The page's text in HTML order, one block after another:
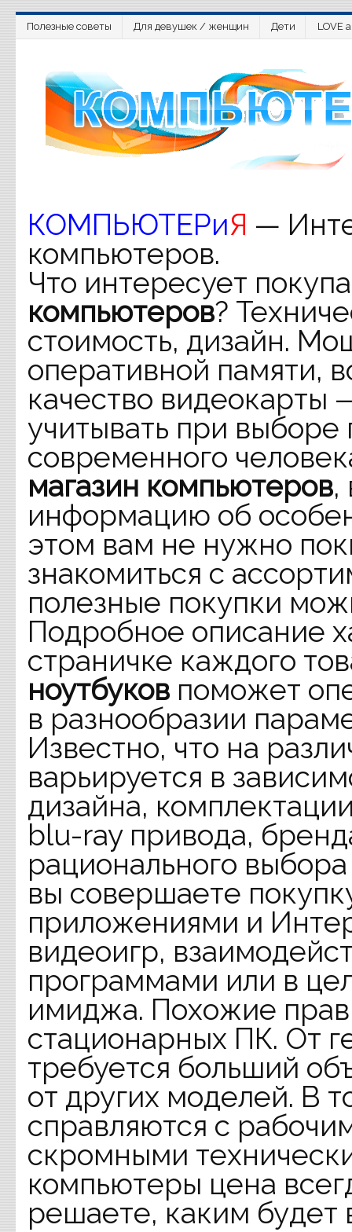
Полезные советы Для девушек / женщин Дети LOVE
КОМПЬЮТЕРиЯ —
компьютеров.
Что интересует
компьютеров?
стоимость, дизайн.
оперативной памяти,
качество видеокарты
учитывать при
современного
магазин компьютеров,
информацию об
этом вам не нужно
знакомиться с
полезные покупки
Подробное описание
страничке каждого
ноутбуковпоможет
в разнообразии
Известно, что на
варьируется в
дизайна,
blu-ray привода,
рационального
вы совершаете
приложениями и
видеоигр,
программами или в
имиджа. Похожие
стационарных ПК. От
требуется больший
от других моделей. В
справляются с
скромными
компьютеры цена
решаете, каким будет